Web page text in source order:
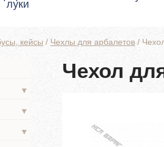
луки
кейсы / Чехлы для арбалетов /
▼
▼
▼
Чехол